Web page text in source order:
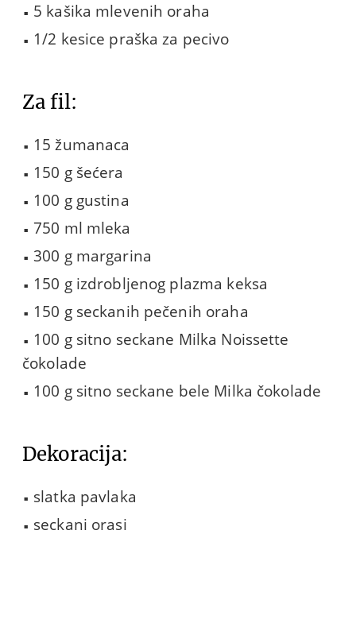
5 kašika mlevenih oraha
1/2 kesice praška za pecivo
Za fil:
15 žumanaca
150 g šećera
100 g gustina
750 ml mleka
300 g margarina
150 g izdrobljenog plazma keksa
150 g seckanih pečenih oraha
100 g sitno seckane Milka Noissette
čokolade
100 g sitno seckane bele Milka čokolade
Dekoracija:
slatka pavlaka
seckani orasi